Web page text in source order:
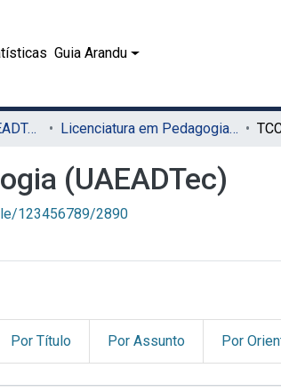
Guia Arandu
02.1 - Graduação (UAEADTec) Licenciatura em Pedagogia (UAEADTec)
(UAEADTec)
123456789/2890
Por Título Por Assunto Por